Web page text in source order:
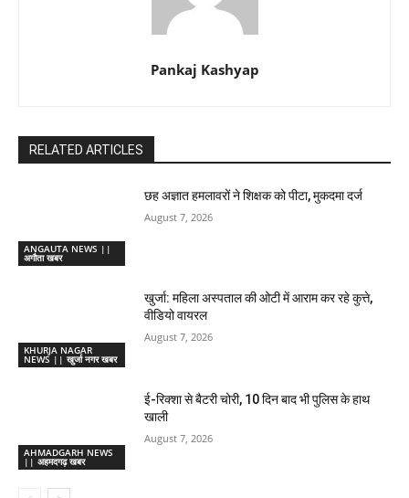
Pankaj Kashyap
RELATED ARTICLES
ANGAUTA NEWS ||
अगौता खबर
छह अज्ञात हमलावरों ने शिक्षक को पीटा, मुकदमा दर्ज
August 7, 2026
KHURJA NAGAR
NEWS || खुर्जा नगर खबर
खुर्जा: महिला अस्पताल की ओटी में आराम कर रहे कुत्ते,
वीडियो वायरल
August 7, 2026
AHMADGARH NEWS
|| अहमदगढ़ खबर
ई-रिक्शा से बैटरी चोरी, 10 दिन बाद भी पुलिस के हाथ
खाली
August 7, 2026